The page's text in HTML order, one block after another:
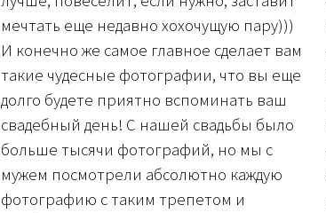
мечтать еще недавно хохочущую пару)))
И конечно же самое главное сделает вам
такие чудесные фотографии, что вы еще
долго будете приятно вспоминать ваш
свадебный день! С нашей свадьбы было
больше тысячи фотографий, но мы с
мужем посмотрели абсолютно каждую
фотографию с таким трепетом и